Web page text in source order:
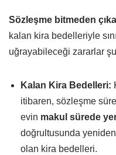
Sözleşme bitmeden
kalan kira bedelleriyle
uğrayabileceği zararlar
Kalan Kira Bedelleri:
itibaren, sözleşme
evin makul sürede
doğrultusunda
olan kira bedelleri.